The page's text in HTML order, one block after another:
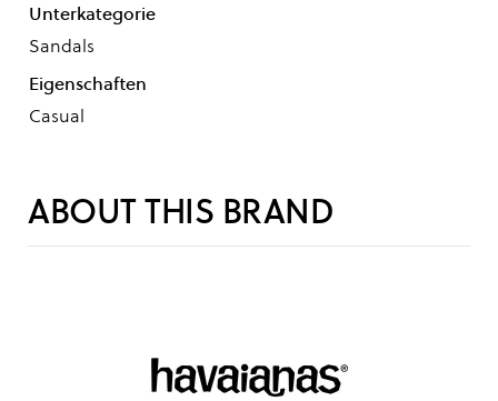
Unterkategorie
Sandals
Eigenschaften
Casual
ABOUT THIS BRAND